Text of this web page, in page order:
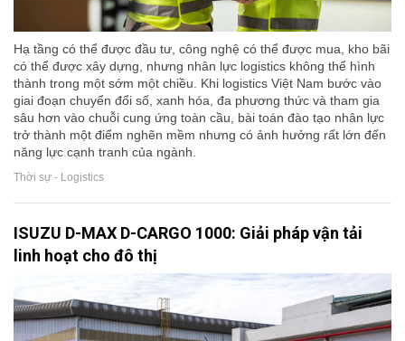
Hạ tầng có thể được đầu tư, công nghệ có thể được mua, kho bãi
có thể được xây dựng, nhưng nhân lực logistics không thể hình
thành trong một sớm một chiều. Khi logistics Việt Nam bước vào
giai đoạn chuyển đổi số, xanh hóa, đa phương thức và tham gia
sâu hơn vào chuỗi cung ứng toàn cầu, bài toán đào tạo nhân lực
trở thành một điểm nghẽn mềm nhưng có ảnh hưởng rất lớn đến
năng lực cạnh tranh của ngành.
Thời sự - Logistics
ISUZU D-MAX D-CARGO 1000: Giải pháp vận tải
linh hoạt cho đô thị